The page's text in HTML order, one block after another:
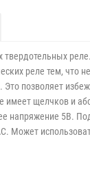
твердотельных
реле тем, что
Это позволяет
имеет щелчков и
напряжение 5В.
Может